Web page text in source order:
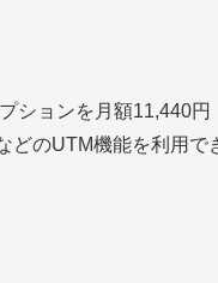
ションを月額11,440円
のUTM機能を利用で